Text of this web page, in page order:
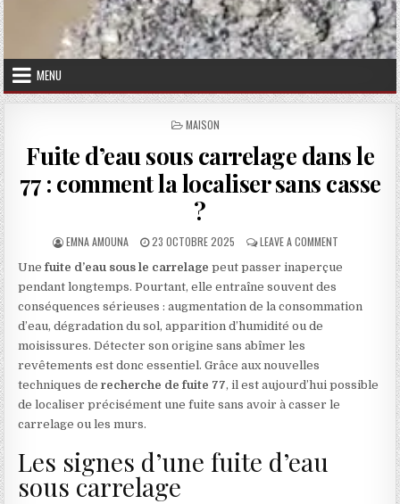
MENU
POSTED IN
MAISON
Fuite d’eau sous carrelage dans le
77 : comment la localiser sans casse
?
AUTHOR:
EMNA AMOUNA PUBLISHED DATE:
23 OCTOBRE 2025 LEAVE A COMMENT ON FUITE
Unefuite d’eau sous le carrelage peut passer inaperçue
pendant longtemps. Pourtant, elle entraîne souvent des
conséquences sérieuses : augmentation de la consommation
d’eau, dégradation du sol, apparition d’humidité ou de
moisissures. Détecter son origine sans abîmer les
revêtements est donc essentiel. Grâce aux nouvelles
techniques derecherche de fuite 77, il est aujourd’hui possible
de localiser précisément une fuite sans avoir à casser le
carrelage ou les murs.
Les signes d’une fuite d’eau
sous carrelage